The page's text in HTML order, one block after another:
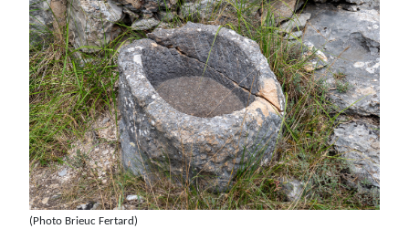
(Photo Brieuc Fertard)